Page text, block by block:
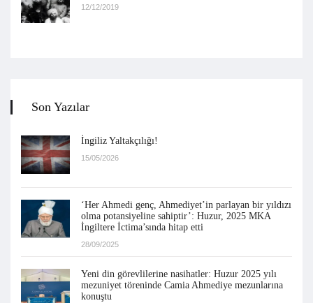
12/12/2019
Son Yazılar
İngiliz Yaltakçılığı!
15/05/2026
‘Her Ahmedi genç, Ahmediyet’in parlayan bir yıldızı
olma potansiyeline sahiptir’: Huzur, 2025 MKA
İngiltere İctima’sında hitap etti
28/09/2025
Yeni din görevlilerine nasihatler: Huzur 2025 yılı
mezuniyet töreninde Camia Ahmediye mezunlarına
konuştu